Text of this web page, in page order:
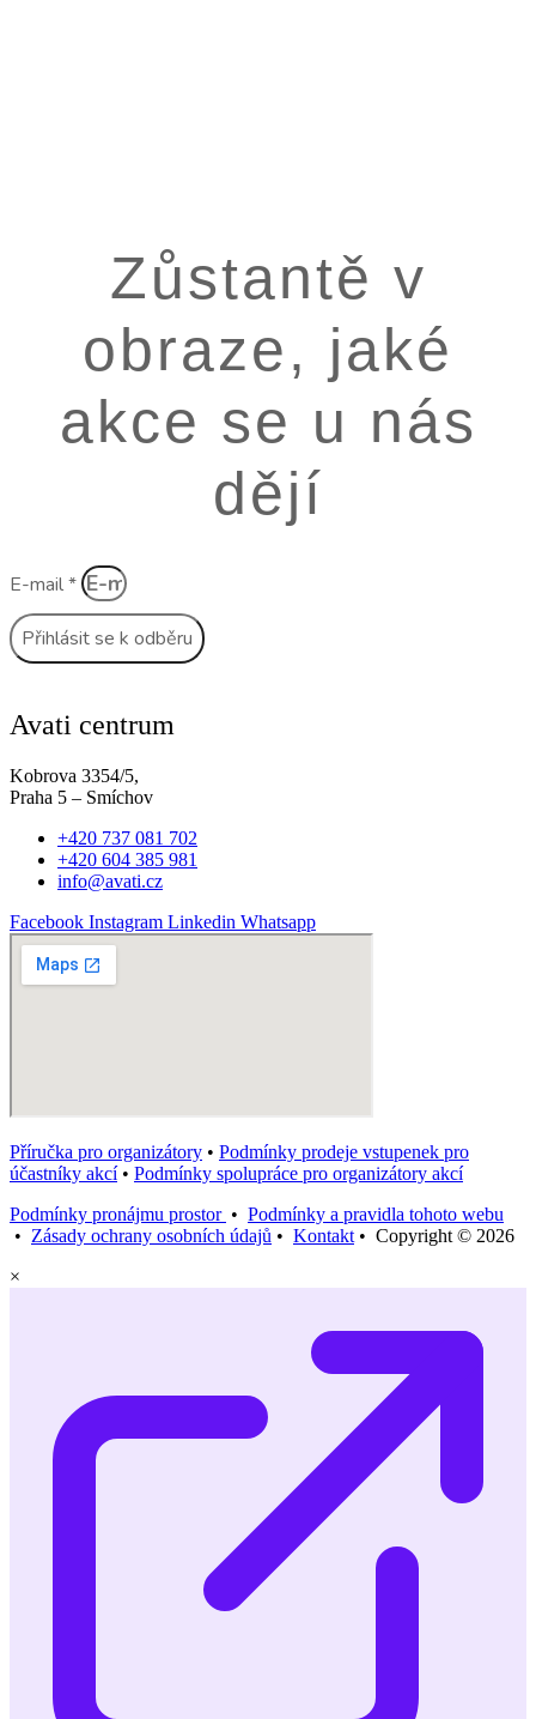
Zůstantě v
obraze, jaké
akce se u nás
dějí
E-mail *
Přihlásit se k odběru
Avati centrum
Kobrova 3354/5,
Praha 5 – Smíchov
+420 737 081 702
+420 604 385 981
info@avati.cz
Facebook Instagram Linkedin Whatsapp
Příručka pro organizátory • Podmínky prodeje vstupenek pro
účastníky akcí• Podmínky spolupráce pro organizátory akcí
Podmínky pronájmu prostor • Podmínky a pravidla tohoto webu
• Zásady ochrany osobních údajů • Kontakt • Copyright © 2026
×